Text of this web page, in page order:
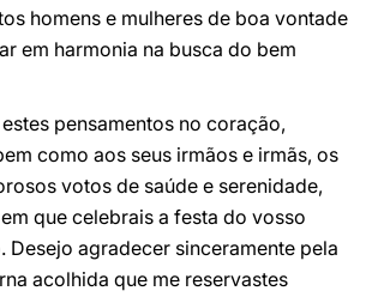
homens e mulheres de boa vontade
em harmonia na busca do bem
pensamentos no coração,
como aos seus irmãos e irmãs, os
votos de saúde e serenidade,
que celebrais a festa do vosso
Desejo agradecer sinceramente pela
acolhida que me reservastes